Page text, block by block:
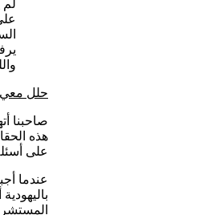
لم
حلل معي
صاحبنا
هذه
على
عندما